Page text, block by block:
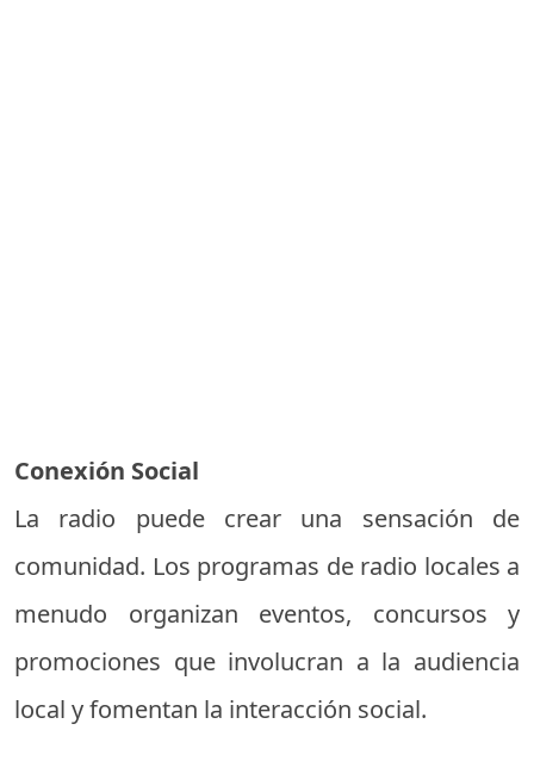
Conexión Social
La radio puede crear una sensación de
comunidad. Los programas de radio locales a
menudo organizan eventos, concursos y
promociones que involucran a la audiencia
local y fomentan la interacción social.